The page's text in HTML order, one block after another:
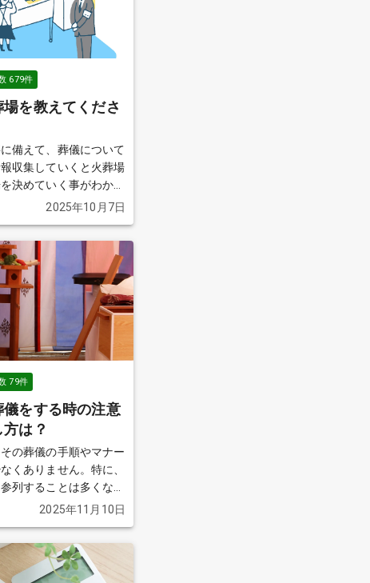
679件
を教えてくださ
備えて、葬儀について
収集していくと火葬場
決めていく事がわかり
2025年10月7日
79件
をする時の注意
は？
の葬儀の手順やマナー
くありません。特に、
列することは多くな
は戸惑うことも多いで
2025年11月10日